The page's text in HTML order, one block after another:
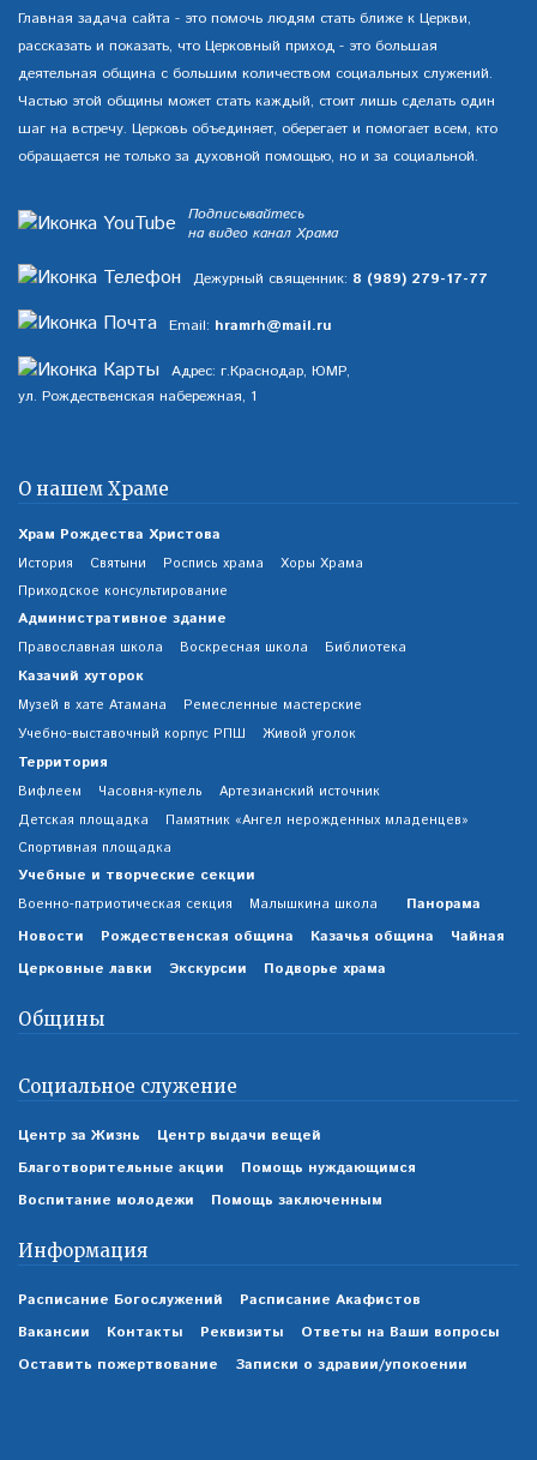
Главная задача сайта - это помочь людям стать ближе к Церкви,
рассказать и показать, что Церковный приход - это большая
деятельная община с большим количеством социальных служений.
Частью этой общины может стать каждый, стоит лишь сделать один
шаг на встречу. Церковь объединяет, оберегает и помогает всем, кто
обращается не только за духовной помощью, но и за социальной.
Подписывайтесь
на видео канал Храма
Дежурный священник: 8 (989) 279-17-77
Email: hramrh@mail.ru
Адрес: г.Краснодар, ЮМР,
ул. Рождественская набережная, 1
О нашем Храме
Храм Рождества Христова
История Святыни Роспись храма
Хоры Храма
Приходское консультирование
Административное здание
Православная школа Воскресная школа Библиотека
Казачий хуторок
Музей в хате Атамана
Ремесленные мастерские
Учебно-выставочный корпус РПШ
Живой уголок
Территория
Вифлеем Часовня-купель
Артезианский источник
Детская площадка
Памятник «Ангел нерожденных младенцев»
Спортивная площадка
Учебные и творческие секции
Военно-патриотическая секция Малышкина школа
Панорама
Новости
Рождественская община Казачья община
Чайная
Церковные лавки
Экскурсии Подворье храма
Общины
Социальное служение
Центр за Жизнь
Центр выдачи вещей
Благотворительные акции
Помощь нуждающимся
Воспитание молодежи
Помощь заключенным
Информация
Расписание Богослужений
Расписание Акафистов
Вакансии
Контакты Реквизиты
Ответы на Ваши вопросы
Оставить пожертвование
Записки о здравии/упокоении